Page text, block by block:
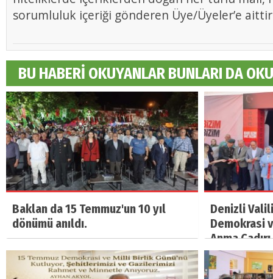
sorumluluk içeriği gönderen Üye/Üyeler’e
BU HABERİ OKUYANLAR BUNLARI DA
Baklan da 15 Temmuz'un 10 yıl
dönümü anıldı.
Denizli
Demokrasi
Anma